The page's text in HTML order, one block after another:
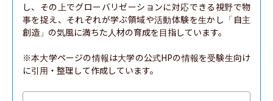
し、その上でグローバリゼーションに対応できる視野で物
事を捉え、それぞれが学ぶ領域や活動体験を生かし「自主
創造」の気風に満ちた人材の育成を目指しています。
※本大学ページの情報は大学の公式HPの情報を受験生向け
に引用・整理して作成しています。